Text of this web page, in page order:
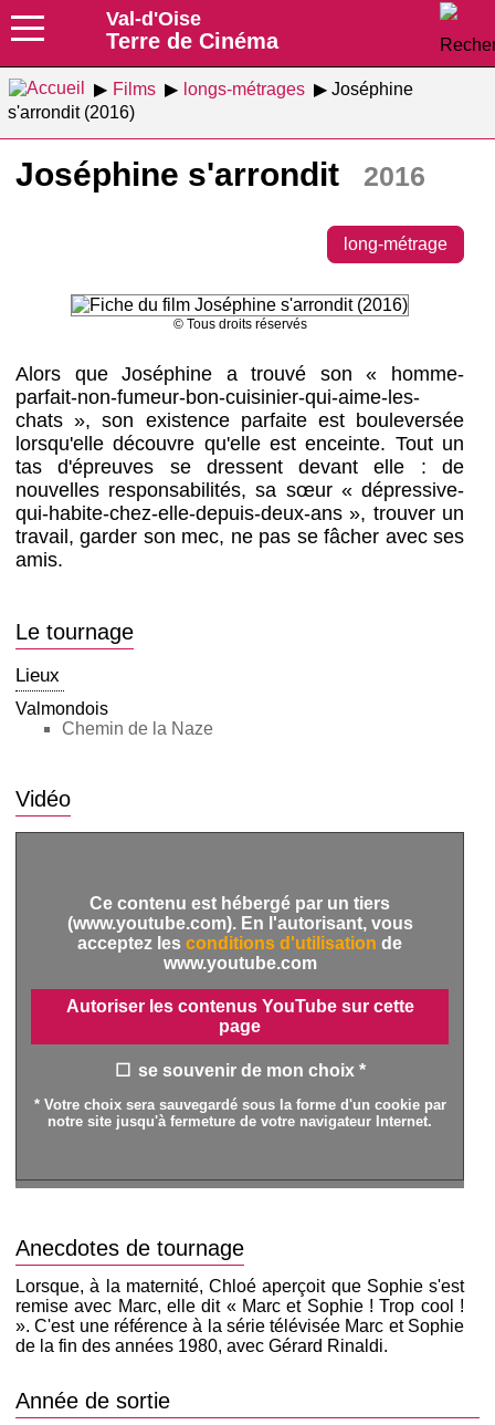
Val-d'Oise
Terre de Cinéma
Films longs-métrages
Joséphine
s'arrondit (2016)
Joséphine s'arrondit 2016
long-métrage
© Tous droits réservés
Alors que Joséphine a trouvé son « homme-
parfait-non-fumeur-bon-cuisinier-qui-aime-les-
chats », son existence parfaite est bouleversée
lorsqu'elle découvre qu'elle est enceinte. Tout un
tas d'épreuves se dressent devant elle : de
nouvelles responsabilités, sa sœur « dépressive-
qui-habite-chez-elle-depuis-deux-ans », trouver un
travail, garder son mec, ne pas se fâcher avec ses
amis.
Le tournage
Lieux
Valmondois
Chemin de la Naze
Vidéo
Ce contenu est hébergé par un tiers
(www.youtube.com). En l'autorisant, vous
acceptez les conditions d'utilisation de
www.youtube.com
Autoriser les contenus YouTube sur cette
page
se souvenir de mon choix *
* Votre choix sera sauvegardé sous la forme d'un cookie par
notre site jusqu'à fermeture de votre navigateur Internet.
Anecdotes de tournage
Lorsque, à la maternité, Chloé aperçoit que Sophie s'est
remise avec Marc, elle dit « Marc et Sophie ! Trop cool !
». C'est une référence à la série télévisée Marc et Sophie
de la fin des années 1980, avec Gérard Rinaldi.
Année de sortie